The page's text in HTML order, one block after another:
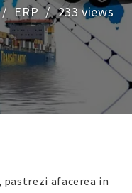
ERP 233 views
afacerea in